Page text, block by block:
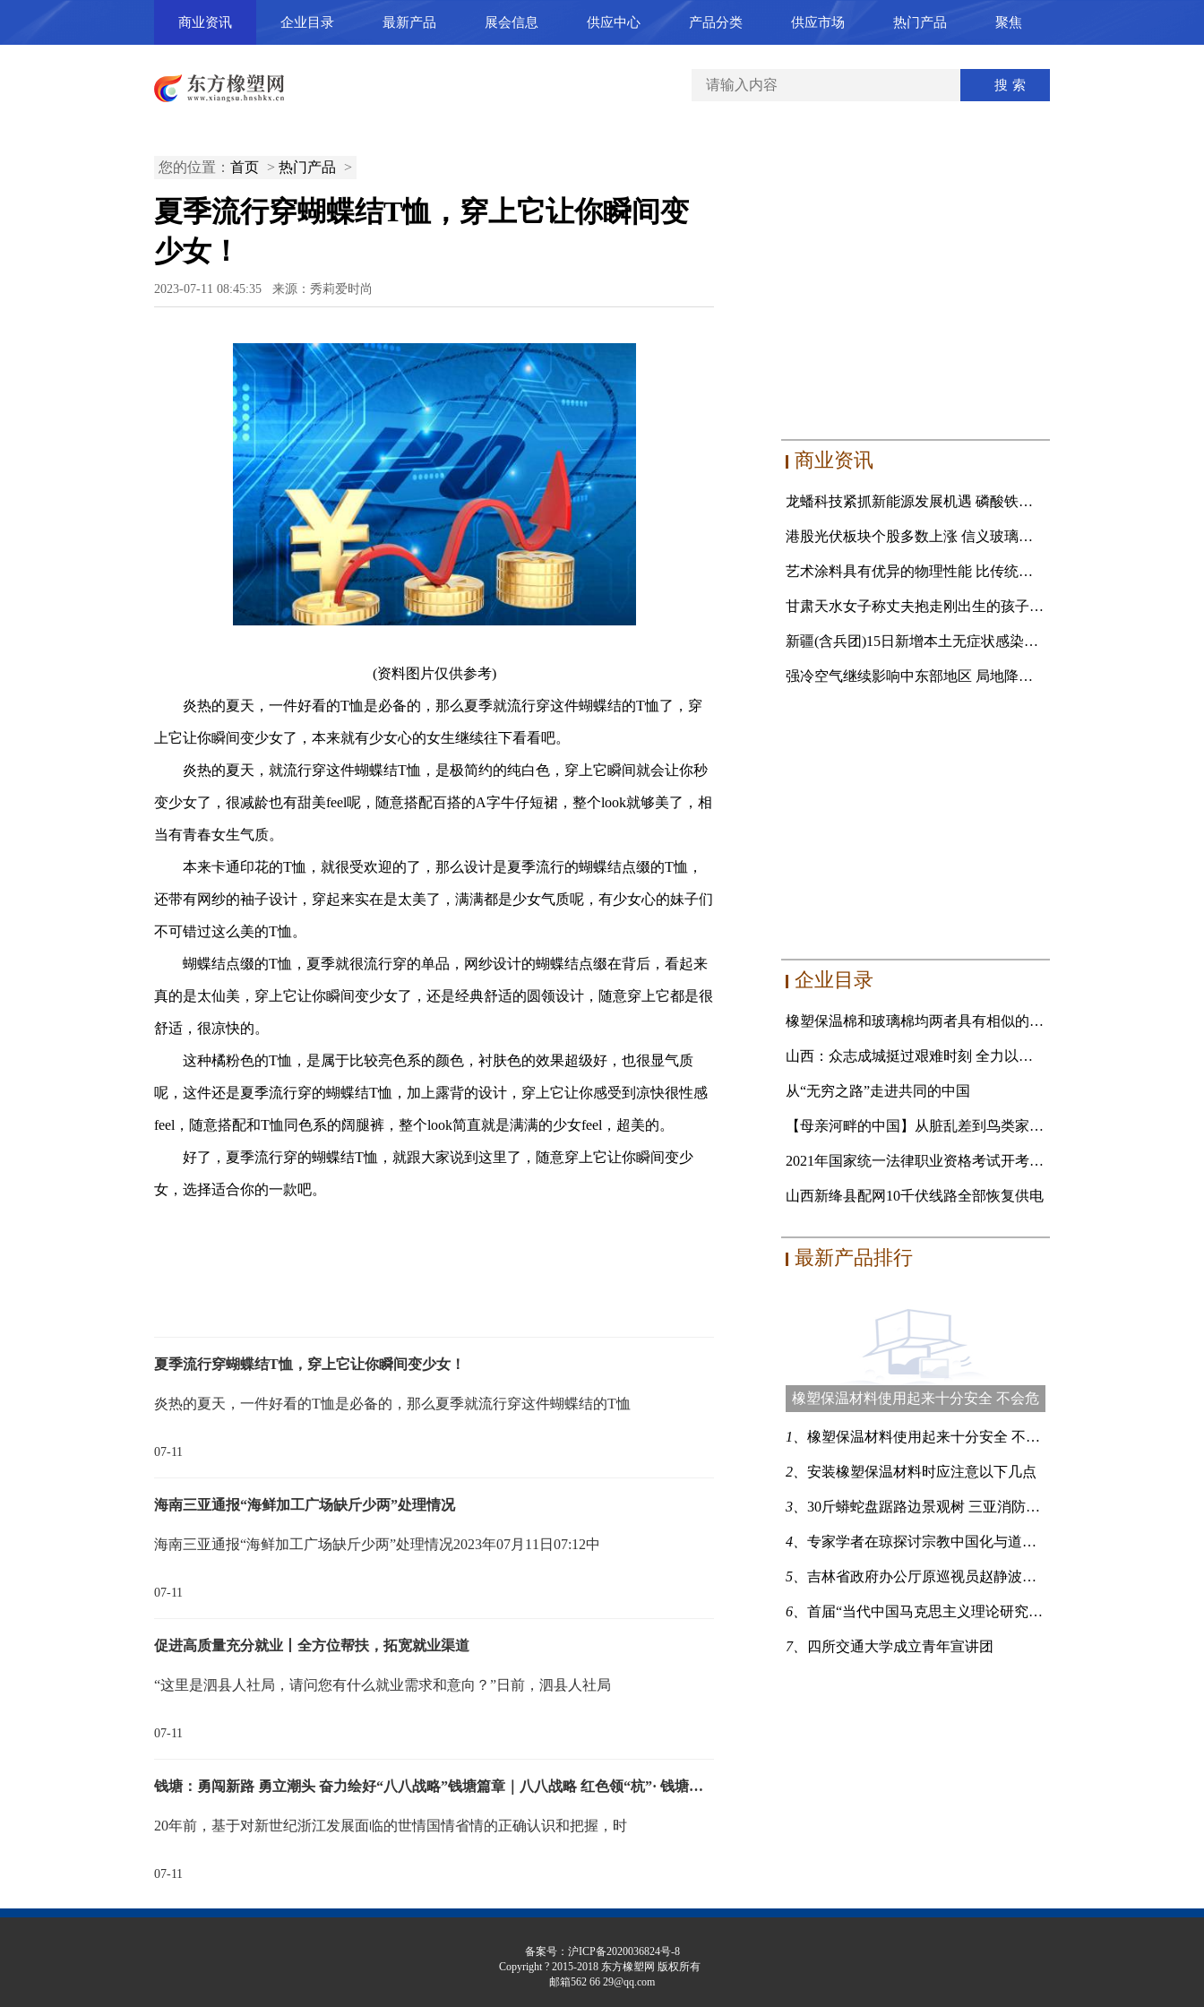
商业资讯 企业目录 最新产品 展会信息 供应中心 产品分类 供应市场 热门产品 聚焦
您的位置： 首页 > 热门产品 >
夏季流行穿蝴蝶结T恤，穿上它让你瞬间变
少女！
2023-07-11 08:45:35 来源：秀莉爱时尚
(资料图片仅供参考)
炎热的夏天，一件好看的T恤是必备的，那么夏季就流行穿这件蝴蝶结的T恤了，穿
上它让你瞬间变少女了，本来就有少女心的女生继续往下看看吧。
炎热的夏天，就流行穿这件蝴蝶结T恤，是极简约的纯白色，穿上它瞬间就会让你秒
变少女了，很减龄也有甜美feel呢，随意搭配百搭的A字牛仔短裙，整个look就够美了，相
当有青春女生气质。
本来卡通印花的T恤，就很受欢迎的了，那么设计是夏季流行的蝴蝶结点缀的T恤，
还带有网纱的袖子设计，穿起来实在是太美了，满满都是少女气质呢，有少女心的妹子们
不可错过这么美的T恤。
蝴蝶结点缀的T恤，夏季就很流行穿的单品，网纱设计的蝴蝶结点缀在背后，看起来
真的是太仙美，穿上它让你瞬间变少女了，还是经典舒适的圆领设计，随意穿上它都是很
舒适，很凉快的。
这种橘粉色的T恤，是属于比较亮色系的颜色，衬肤色的效果超级好，也很显气质
呢，这件还是夏季流行穿的蝴蝶结T恤，加上露背的设计，穿上它让你感受到凉快很性感
feel，随意搭配和T恤同色系的阔腿裤，整个look简直就是满满的少女feel，超美的。
好了，夏季流行穿的蝴蝶结T恤，就跟大家说到这里了，随意穿上它让你瞬间变少
女，选择适合你的一款吧。
夏季流行穿蝴蝶结T恤，穿上它让你瞬间变少女！
炎热的夏天，一件好看的T恤是必备的，那么夏季就流行穿这件蝴蝶结的T恤
07-11
海南三亚通报“海鲜加工广场缺斤少两”处理情况
海南三亚通报“海鲜加工广场缺斤少两”处理情况2023年07月11日07:12中
07-11
促进高质量充分就业丨全方位帮扶，拓宽就业渠道
“这里是泗县人社局，请问您有什么就业需求和意向？”日前，泗县人社局
07-11
钱塘：勇闯新路 勇立潮头 奋力绘好“八八战略”钱塘篇章｜八八战略 红色领“杭”· 钱塘实践②
20年前，基于对新世纪浙江发展面临的世情国情省情的正确认识和把握，时
07-11
商业资讯
龙蟠科技紧抓新能源发展机遇 磷酸铁锂正极材料成新利润增长点
港股光伏板块个股多数上涨 信义玻璃涨5.16%
艺术涂料具有优异的物理性能 比传统的乳胶漆贵
甘肃天水女子称丈夫抱走刚出生的孩子追讨彩礼 妇联：孩
新疆(含兵团)15日新增本土无症状感染者1例
强冷空气继续影响中东部地区 局地降温14℃以上
企业目录
橡塑保温棉和玻璃棉均两者具有相似的性能 要选更适合自己的
山西：众志成城挺过艰难时刻 全力以赴恢复美好家园
从“无穷之路”走进共同的中国
【母亲河畔的中国】从脏乱差到鸟类家园 黄河滩地公园是
2021年国家统一法律职业资格考试开考 青海考生人数创新高
山西新绛县配网10千伏线路全部恢复供电
最新产品排行
橡塑保温材料使用起来十分安全 不会危
1、 橡塑保温材料使用起来十分安全 不会危害健康
2、 安装橡塑保温材料时应注意以下几点
3、 30斤蟒蛇盘踞路边景观树 三亚消防员登高抓捕
4、 专家学者在琼探讨宗教中国化与道教的传承创新
5、 吉林省政府办公厅原巡视员赵静波一审被判刑15年
6、 首届“当代中国马克思主义理论研究高层论坛”举行
7、 四所交通大学成立青年宣讲团
备案号：沪ICP备2020036824号-8
Copyright ? 2015-2018 东方橡塑网 版权所有
邮箱562 66 29@qq.com